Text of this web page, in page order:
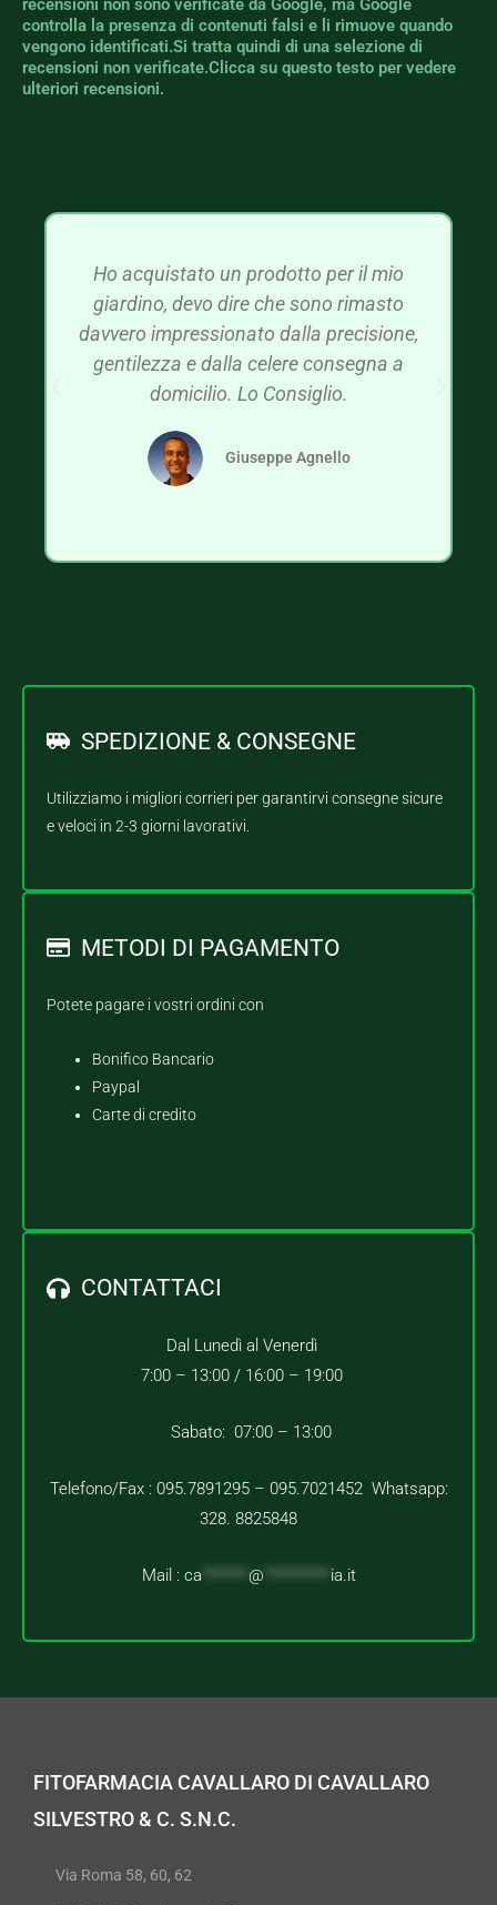
recensioni non sono verificate da Google, ma Google
controlla la presenza di contenuti falsi e li rimuove quando
vengono identificati.Si tratta quindi di una selezione di
recensioni non verificate.Clicca su questo testo per vedere
ulteriori recensioni.
Ho acquistato un prodotto per il mio
giardino, devo dire che sono rimasto
davvero impressionato dalla precisione,
gentilezza e dalla celere consegna a
domicilio. Lo Consiglio.
Giuseppe Agnello
SPEDIZIONE & CONSEGNE
Utilizziamo i migliori corrieri per garantirvi consegne sicure
e veloci in 2-3 giorni lavorativi.
METODI DI PAGAMENTO
Potete pagare i vostri ordini con
Bonifico Bancario
Paypal
Carte di credito
CONTATTACI
Dal Lunedì al Venerdì
7:00 – 13:00 / 16:00 – 19:00
Sabato: 07:00 – 13:00
Telefono/Fax : 095.7891295 – 095.7021452 Whatsapp:
328. 8825848
Mail : ca @ ia.it
FITOFARMACIA CAVALLARO DI CAVALLARO
SILVESTRO & C. S.N.C.
Via Roma 58, 60, 62